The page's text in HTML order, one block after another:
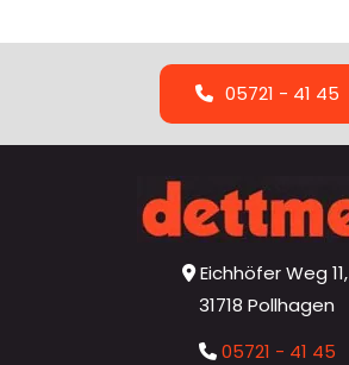
05721 - 41 45
 Eichhöfer Weg 11,
31718 Pollhagen
 05721 - 41 45